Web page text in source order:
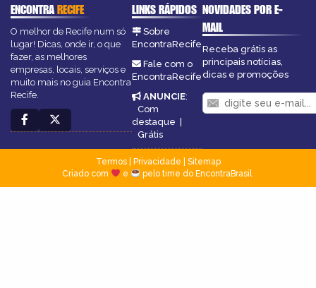
ENCONTRARECIFE
O melhor de Recife num só
lugar! Dicas, onde ir, o que
fazer, as melhores
empresas, locais, serviços e
muito mais no guia Encontra
Recife.
LINKS RÁPIDOS
Sobre
EncontraRecife
Fale com o
EncontraRecife
ANUNCIE:
Com
destaque |
Grátis
NOVIDADES POR E-
MAIL
Receba grátis as
principais notícias,
dicas e promoções
Termos| Privacidade
Sitemap
Criado com
e pelo time do EncontraBrasil